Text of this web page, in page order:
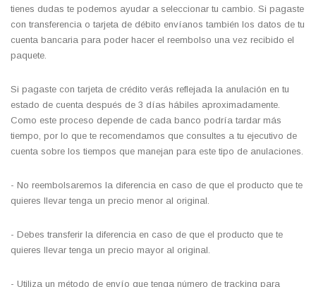
tienes dudas te podemos ayudar a seleccionar tu cambio. Si pagaste
con transferencia o tarjeta de débito envíanos también los datos de tu
cuenta bancaria para poder hacer el reembolso una vez recibido el
paquete.
Si pagaste con tarjeta de crédito verás reflejada la anulación en tu
estado de cuenta después de 3 días hábiles aproximadamente.
Como este proceso depende de cada banco podría tardar más
tiempo, por lo que te recomendamos que consultes a tu ejecutivo de
cuenta sobre los tiempos que manejan para este tipo de anulaciones.
- No reembolsaremos la diferencia en caso de que el producto que te
quieres llevar tenga un precio menor al original.
- Debes transferir la diferencia en caso de que el producto que te
quieres llevar tenga un precio mayor al original.
- Utiliza un método de envío que tenga número de tracking para